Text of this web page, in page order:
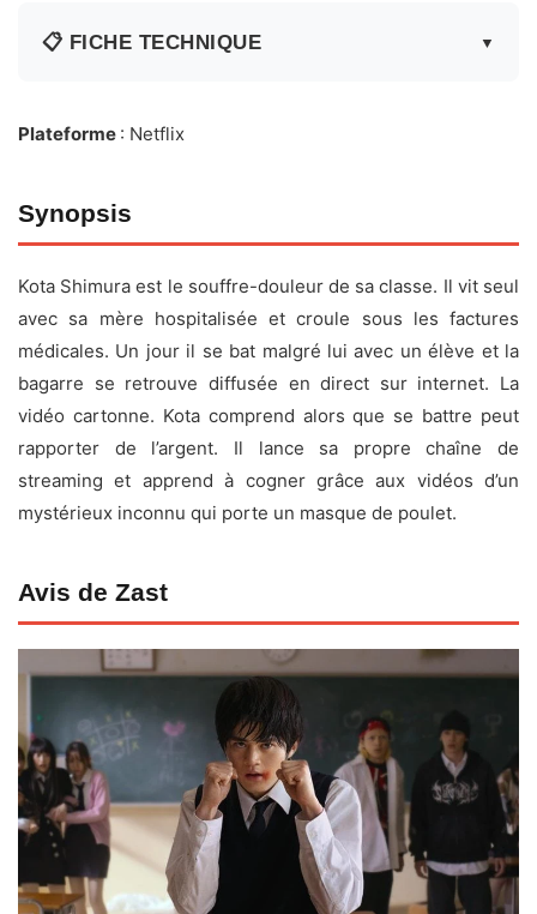
📋 FICHE TECHNIQUE ▼
Fiche technique
学)
Sugô,Noritaka Hamao,Nana Asakawa
Date de sortie :11 juin 2026
Durée : 6×50 min
Genre :Drame, Action, Arts martiaux
Pays :Japon
Plateforme : Netflix
Synopsis
Kota Shimura est le souffre-douleur de sa classe. Il vit seul
avec sa mère hospitalisée et croule sous les factures
médicales. Un jour il se bat malgré lui avec un élève et la
bagarre se retrouve diffusée en direct sur internet. La
vidéo cartonne. Kota comprend alors que se battre peut
rapporter de l’argent. Il lance sa propre chaîne de
streaming et apprend à cogner grâce aux vidéos d’un
mystérieux inconnu qui porte un masque de poulet.
Avis de Zast